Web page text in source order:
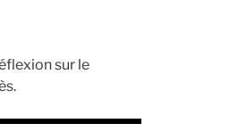
sur le